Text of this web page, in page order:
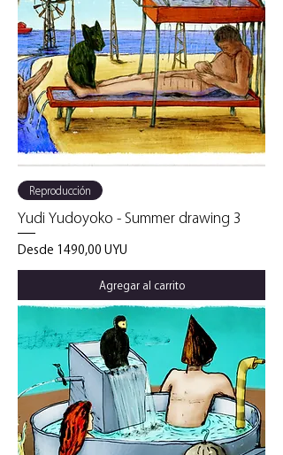
Reproducción
Yudi Yudoyoko - Summer drawing 3
Desde 1490,00 UYU
Precio de oferta
Agregar al carrito